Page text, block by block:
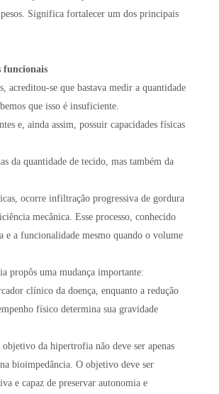
Significa fortalecer um dos principais
funcionais
acreditou-se que bastava medir a quantidade
que isso é insuficiente.
e, ainda assim, possuir capacidades físicas
da quantidade de tecido, mas também da
ocorre infiltração progressiva de gordura
mecânica. Esse processo, conhecido
e a funcionalidade mesmo quando o volume
propôs uma mudança importante:
clínico da doença, enquanto a redução
físico determina sua gravidade
da hipertrofia não deve ser apenas
bioimpedância. O objetivo deve ser
e capaz de preservar autonomia e